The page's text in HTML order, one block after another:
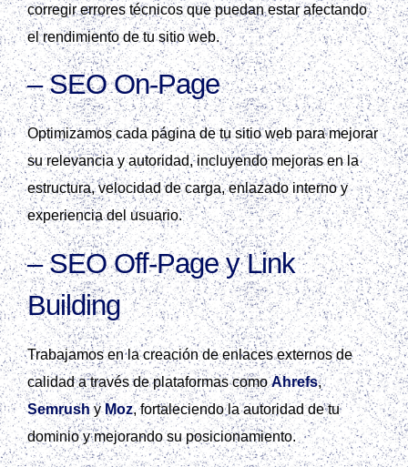
corregir errores técnicos que puedan estar afectando
el rendimiento de tu sitio web.
–SEO On-Page
Optimizamos cada página de tu sitio web para mejorar
su relevancia y autoridad, incluyendo mejoras en la
estructura, velocidad de carga, enlazado interno y
experiencia del usuario.
–SEO Off-Page y Link
Building
Trabajamos en la creación de enlaces externos de
calidad a través de plataformas comoAhrefs,
SemrushyMoz, fortaleciendo la autoridad de tu
dominio y mejorando su posicionamiento.